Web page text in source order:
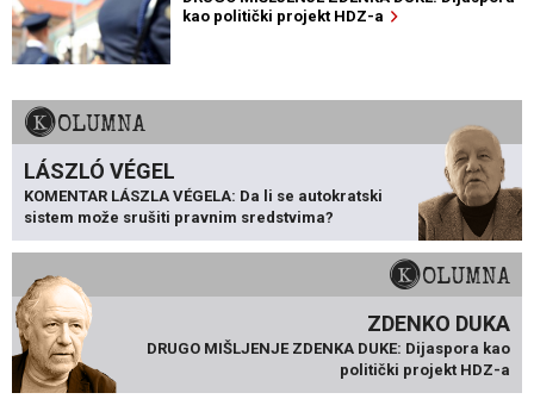
kao politički projekt HDZ-a
KOLUMNA
LÁSZLÓ VÉGEL
KOMENTAR LÁSZLA VÉGELA: Da li se autokratski
sistem može srušiti pravnim sredstvima?
KOLUMNA
ZDENKO DUKA
DRUGO MIŠLJENJE ZDENKA DUKE: Dijaspora kao
politički projekt HDZ-a